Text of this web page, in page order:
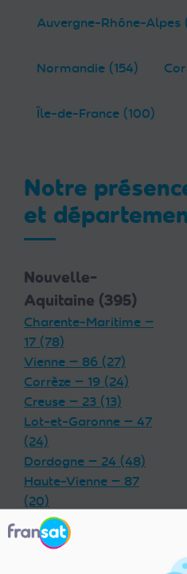
Auvergne-Rhône-Alpes
Normandie (154)
Île-de-France (100)
Notre
et
Nouvelle-
Aquitaine (395)
Charente-Maritime —
17 (78)
Vienne — 86 (27)
Corrèze — 19 (24)
Creuse — 23 (13)
Lot-et-Garonne — 47
(24)
Dordogne — 24 (48)
Haute-Vienne — 87
(20)
Charente — 16 (32)
Landes — 40 (33)